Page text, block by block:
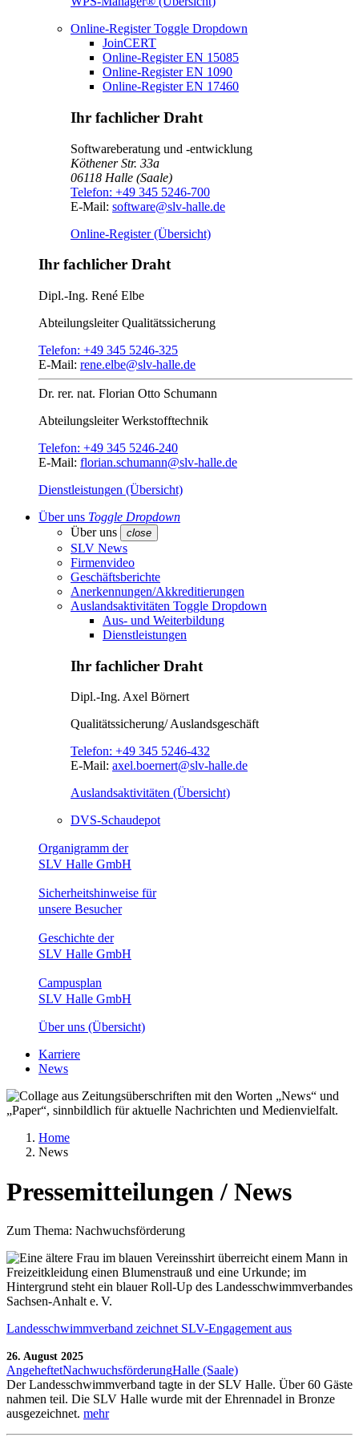
Online-RegisterToggle Dropdown
JoinCERT
Online-Register EN 15085
Online-Register EN 1090
Online-Register EN 17460
Ihr fachlicher Draht
Softwareberatung und -entwicklung
Köthener Str. 33a
06118 Halle (Saale)
Telefon: +49 345 5246-700
E-Mail: software@slv-halle.de
Online-Register (Übersicht)
Ihr fachlicher Draht
Dipl.-Ing. René Elbe
AbteilungsleiterQualitätssicherung
Telefon: +49 345 5246-325
E-Mail: rene.elbe@slv-halle.de
Dr. rer. nat. Florian Otto Schumann
AbteilungsleiterWerkstofftechnik
Telefon: +49 345 5246-240
E-Mail: florian.schumann@slv-halle.de
Dienstleistungen (Übersicht)
Über uns Toggle Dropdown
Über uns
close
SLV News
Firmenvideo
Geschäftsberichte
Anerkennungen/Akkreditierungen
Auslandsaktivitäten Toggle Dropdown
Aus- und Weiterbildung
Dienstleistungen
Ihr fachlicher Draht
Dipl.-Ing. Axel Börnert
Qualitätssicherung/ Auslandsgeschäft
Telefon: +49 345 5246-432
E-Mail: axel.boernert@slv-halle.de
Auslandsaktivitäten (Übersicht)
DVS-Schaudepot
Organigramm der
SLV Halle GmbH
Sicherheitshinweise für
unsere Besucher
Geschichte der
SLV Halle GmbH
Campusplan
SLV Halle GmbH
Über uns (Übersicht)
Karriere
News
Home
News
Pressemitteilungen / News
Zum Thema: Nachwuchsförderung
Landesschwimmverband zeichnet SLV-Engagement aus
26. August 2025
AngeheftetNachwuchsförderungHalle (Saale)
Der Landesschwimmverband tagte in der SLV Halle. Über 60 Gäste
nahmen teil. Die SLV Halle wurde mit der Ehrennadel in Bronze
ausgezeichnet. mehr